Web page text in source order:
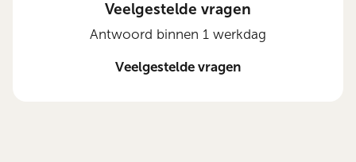
Veelgestelde vragen
Antwoord binnen 1 werkdag
Veelgestelde vragen